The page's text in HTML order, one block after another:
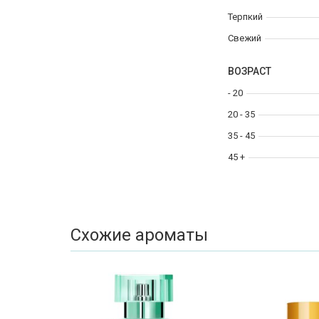
Терпкий
Свежий
ВОЗРАСТ
- 20
20 - 35
35 - 45
45 +
Схожие ароматы